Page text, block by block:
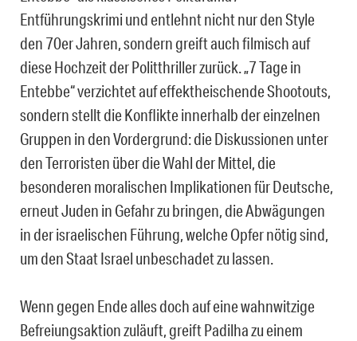
Entführungskrimi und entlehnt nicht nur den Style
den 70er Jahren, sondern greift auch filmisch auf
diese Hochzeit der Politthriller zurück. „7 Tage in
Entebbe“ verzichtet auf effektheischende Shootouts,
sondern stellt die Konflikte innerhalb der einzelnen
Gruppen in den Vordergrund: die Diskussionen unter
den Terroristen über die Wahl der Mittel, die
besonderen moralischen Implikationen für Deutsche,
erneut Juden in Gefahr zu bringen, die Abwägungen
in der israelischen Führung, welche Opfer nötig sind,
um den Staat Israel unbeschadet zu lassen.
Wenn gegen Ende alles doch auf eine wahnwitzige
Befreiungsaktion zuläuft, greift Padilha zu einem